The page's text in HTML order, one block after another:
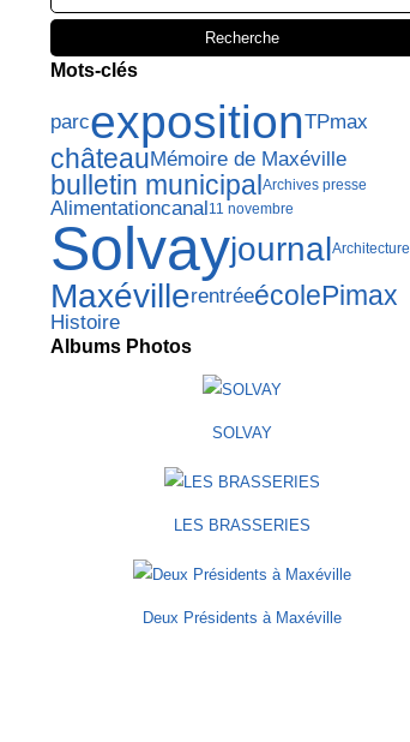
Mots-clés
parcexpositionTPmax
châteauMémoire de Maxéville
bulletin municipalArchives presse
Alimentationcanal11 novembre
SolvayjournalArchitecture
MaxévillerentréeécolePimax
Histoire
Albums Photos
SOLVAY
LES BRASSERIES
Deux Présidents à Maxéville